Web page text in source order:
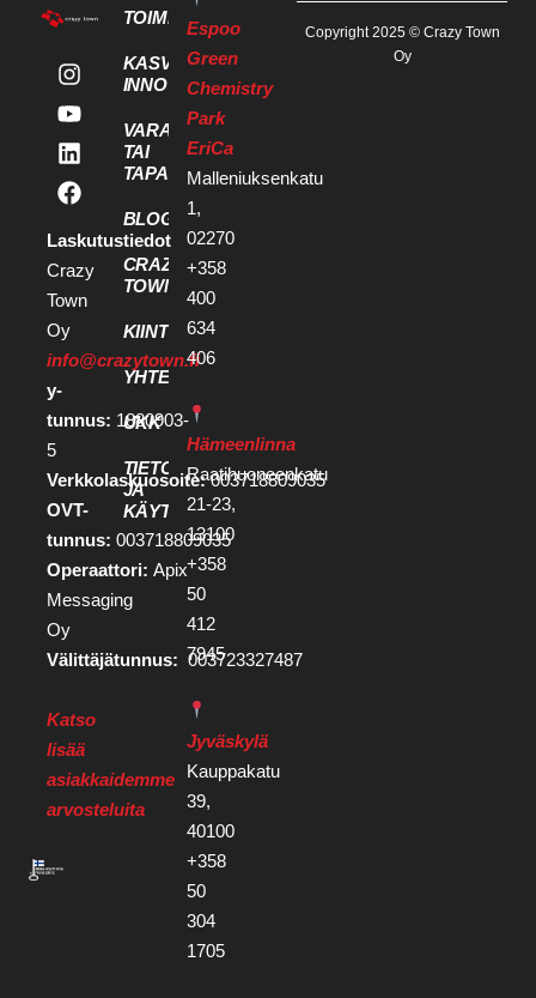
Laskutustiedot
Crazy
Town
Oy
info@crazytown.fi
y-
tunnus: 1880903-
5
Verkkolaskuosoite:003718809035
OVT-
tunnus: 003718809035
Operaattori: Apix
Messaging
Oy
Välittäjätunnus: 003723327487
Katso
lisää
asiakkaidemme
arvosteluita
TOIMITILAT
KASVU- JA
INNOVAATIOPALVELUT
VARAA KOKOUS
TAI
TAPAHTUMATILA
BLOGI
CRAZY
TOWN
KIINTEISTÖKEHITTÄJILLE
YHTEYSTIEDOT
UKK
TIETOSUOJA
JA
KÄYTTÖEHDOT
Espoo
Green
Chemistry
Park
EriCa
Malleniuksenkatu
1,
02270
+358
400
634
406
Hämeenlinna
Raatihuoneenkatu
21-23,
13100
+358
50
412
7945
Jyväskylä
Kauppakatu
39,
40100
+358
50
304
1705
Copyright 2025 © Crazy Town
Oy